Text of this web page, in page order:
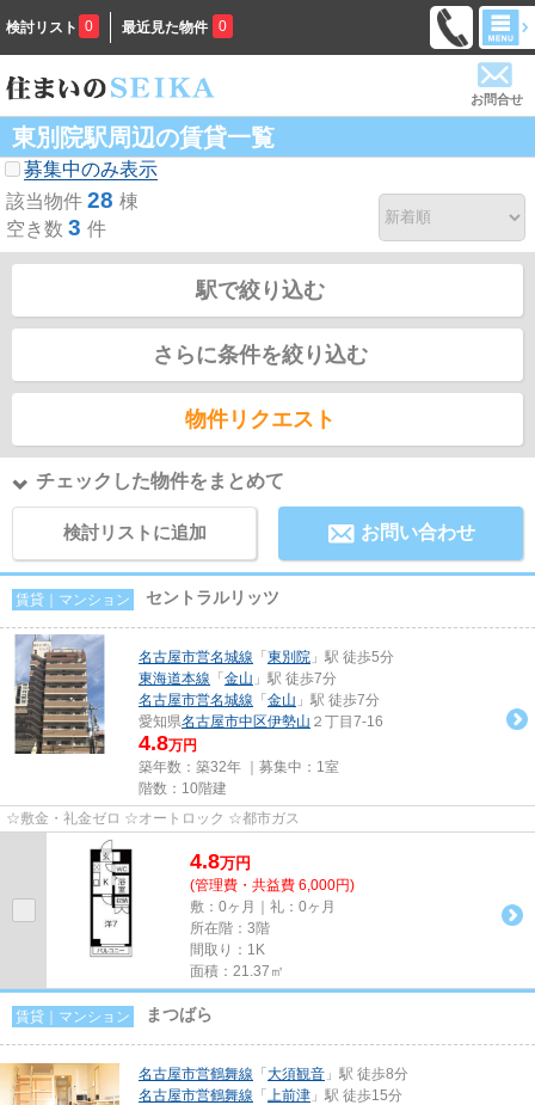
検討リスト 0 最近見た物件 0
お問合せ
東別院駅周辺の賃貸一覧
募集中のみ表示
該当物件 28 棟
空き数 3 件
駅で絞り込む
さらに条件を絞り込む
物件リクエスト
チェックした物件をまとめて
検討リストに追加 お問い合わせ
賃貸｜マンション セントラルリッツ
名古屋市営名城線 「 東別院 」駅 徒歩5分
東海道本線 「 金山 」駅 徒歩7分
名古屋市営名城線 「 金山 」駅 徒歩7分
愛知県名古屋市中区伊勢山 ２丁目7-16
4.8万円
築年数：築32年 ｜募集中： 1室
階数：10階建
☆敷金・礼金ゼロ ☆オートロック ☆都市ガス
4.8万円
(管理費・共益費 6,000円)
敷：0ヶ月｜礼：0ヶ月
所在階：3階
間取り：1K
面積：21.37㎡
賃貸｜マンション まつばら
名古屋市営鶴舞線 「 大須観音 」駅 徒歩8分
名古屋市営鶴舞線 「 上前津 」駅 徒歩15分